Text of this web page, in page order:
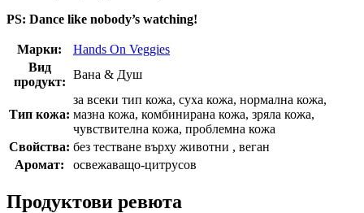
PS: Dance like nobody’s watching!
Марки:
Hands On Veggies
Вид
продукт:
Вана & Душ
Тип кожа:
за всеки тип кожа, суха кожа, нормална кожа,
мазна кожа, комбинирана кожа, зряла кожа,
чувствителна кожа, проблемна кожа
Свойства: без тестване върху животни , веган
Аромат:
освежаващо-цитрусов
Продуктови ревюта